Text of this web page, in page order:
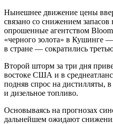
Нынешнее движение цены
связано со снижением
опрошенные агентством
«черного золота» в Кушинге
в стране — сократились
Второй шторм за три дня
востоке США и в
подняв спрос на дистилляты,
и дизельное топливо.
Основываясь на прогнозах
дальнейшем ожидают